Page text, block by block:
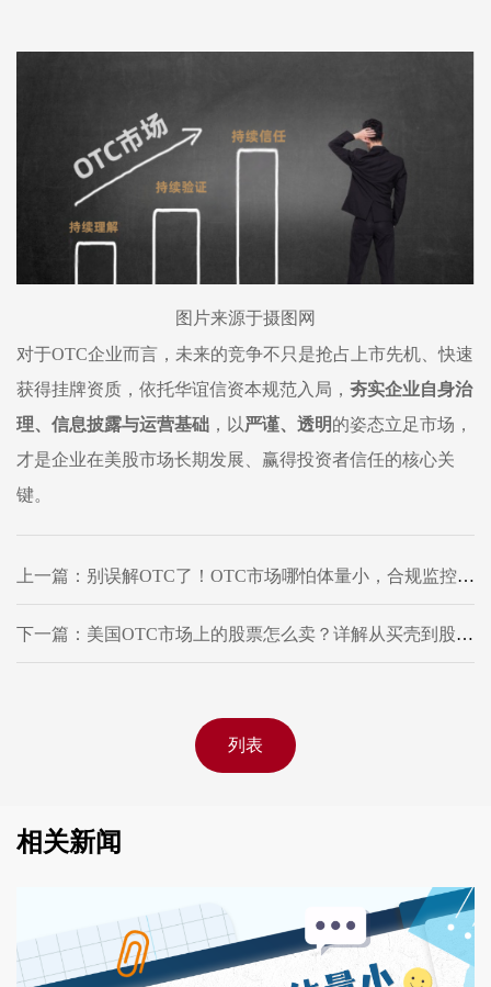
图片来源于摄图网
对于OTC企业而言，未来的竞争不只是抢占上市先机、快速
获得挂牌资质 ， 依托华谊信资本规范入局， 夯实企业自身治
理、信息披露与运营基础 ，以严谨、透明的姿态立足市场，
才是企业在美股市场长期发展、赢得投资者信任的核心关
键。
上一篇：别误解OTC了！OTC市场哪怕体量小，合规监控却没松懈
下一篇：美国OTC市场上的股票怎么卖？详解从买壳到股票交易的全流程！
列表
相关新闻